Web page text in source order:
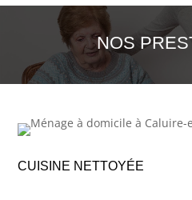
NOS
CUISINE NETTOYÉE